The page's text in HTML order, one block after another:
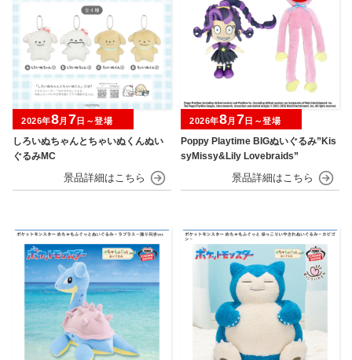
しろいぬちゃんとちゃいぬくんぬい
ぐるみMC
2026年8月 7日～登場
Poppy Playtime BIGぬいぐるみ”Kis
syMissy&Lily Lovebraids”
2026年8月 7日～登場